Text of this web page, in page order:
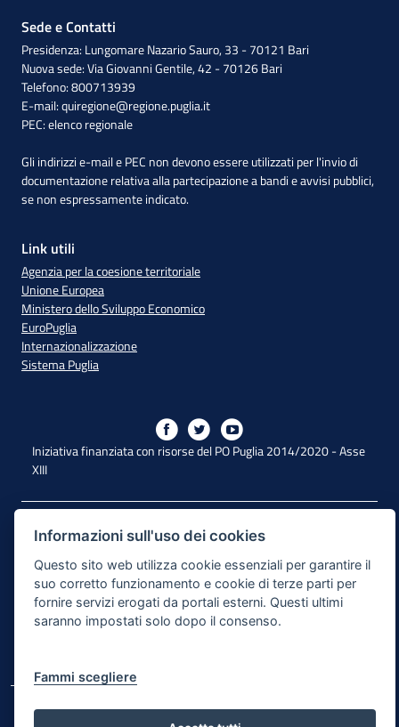
Sede e Contatti
Presidenza: Lungomare Nazario Sauro, 33 - 70121 Bari
Nuova sede: Via Giovanni Gentile, 42 - 70126 Bari
Telefono: 800713939
E-mail:quiregione@regione.puglia.it
PEC:elenco regionale
Gli indirizzi e-mail e PEC non devono essere utilizzati per l'invio di
documentazione relativa alla partecipazione a bandi e avvisi pubblici,
se non espressamente indicato.
Link utili
Agenzia per la coesione territoriale
Unione Europea
Ministero dello Sviluppo Economico
EuroPuglia
Internazionalizzazione
Sistema Puglia
Iniziativa finanziata con risorse del PO Puglia 2014/2020 - Asse
XIII
Dichiarazione di Accessibilità
Note Legali
Cookie e Privacy
Responsabile di pubblicazione
Informazioni sull'uso dei cookies
Questo sito web utilizza cookie essenziali per garantire il
suo corretto funzionamento e cookie di terze parti per
fornire servizi erogati da portali esterni. Questi ultimi
saranno impostati solo dopo il consenso.
Fammi scegliere